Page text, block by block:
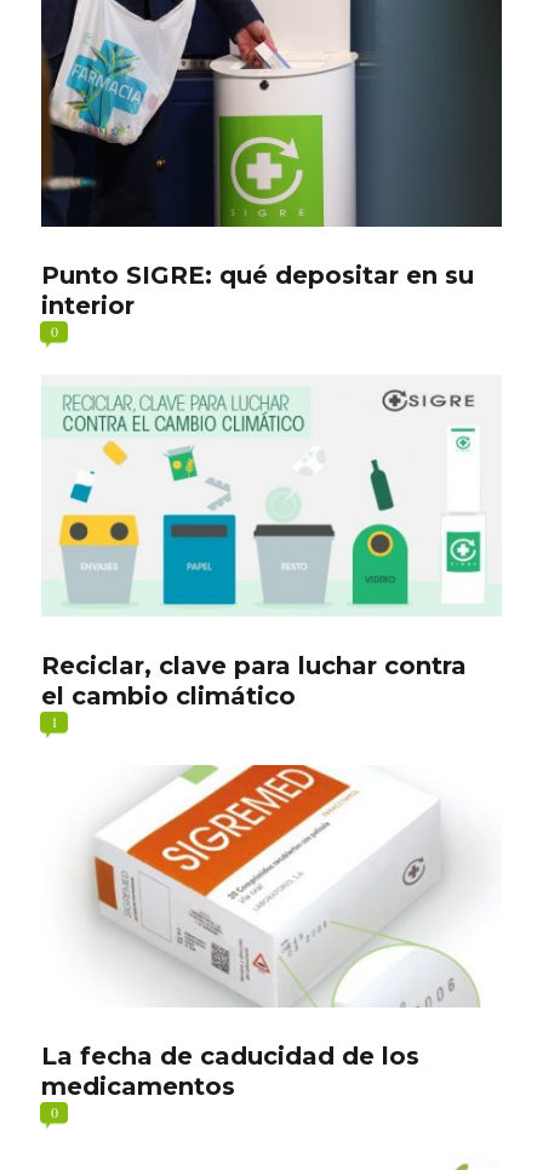
Punto SIGRE: qué depositar en su
interior
0
Reciclar, clave para luchar contra
el cambio climático
1
La fecha de caducidad de los
medicamentos
0